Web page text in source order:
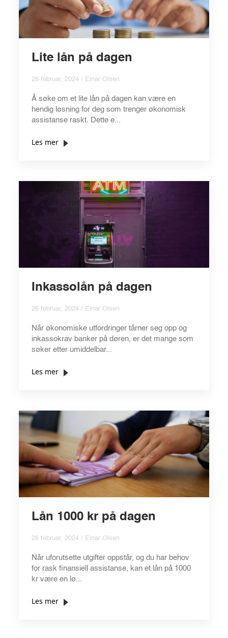
Lite lån på dagen
26 februar, 2024 / Einar Olsen
Å søke om et lite lån på dagen kan være en
hendig løsning for deg som trenger økonomisk
assistanse raskt. Dette e...
Les mer
Inkassolån på dagen
26 februar, 2024 / Einar Olsen
Når økonomiske utfordringer tårner seg opp og
inkassokrav banker på døren, er det mange som
søker etter umiddelbar...
Les mer
Lån 1000 kr på dagen
26 februar, 2024 / Einar Olsen
Når uforutsette utgifter oppstår, og du har behov
for rask finansiell assistanse, kan et lån på 1000
kr være en lø...
Les mer